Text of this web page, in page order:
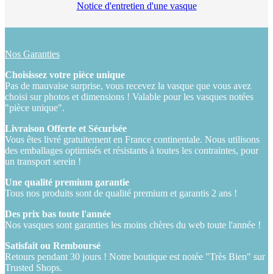
Notice d'entretien d'une vasque
Nos Garanties
Choisissez votre pièce unique
Pas de mauvaise surprise, vous recevez la vasque que vous avez
choisi sur photos et dimensions ! Valable pour les vasques notées
"pièce unique".
Livraison Offerte et Sécurisée
Vous êtes livré gratuitement en France continentale. Nous utilisons
des emballages optimisés et résistants à toutes les contraintes, pour
un transport serein !
Une qualité premium garantie
Tous nos produits sont de qualité premium et garantis 2 ans !
Des prix bas toute l'année
Nos vasques sont garanties les moins chères du web toute l'année !
Satisfait ou Remboursé
Retours pendant 30 jours ! Notre boutique est notée "Très Bien" sur
Trusted Shops.